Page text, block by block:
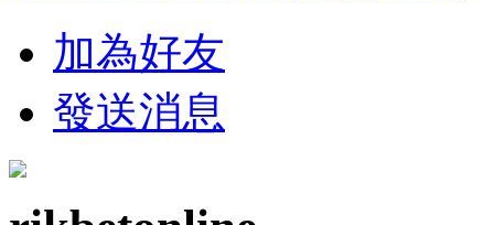
加為好友
發送消息